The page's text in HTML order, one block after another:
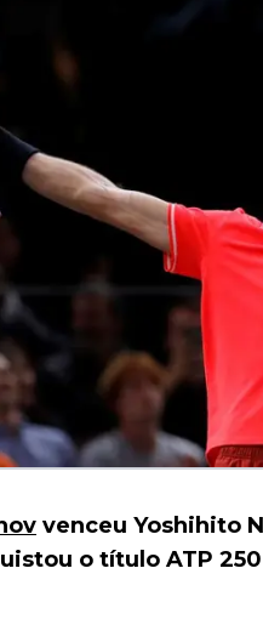
venceu Yoshihito
o título ATP